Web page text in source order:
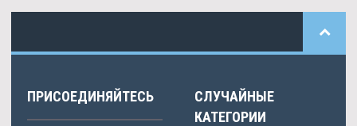
ПРИСОЕДИНЯЙТЕСЬ
СЛУЧАЙНЫЕ
КАТЕГОРИИ